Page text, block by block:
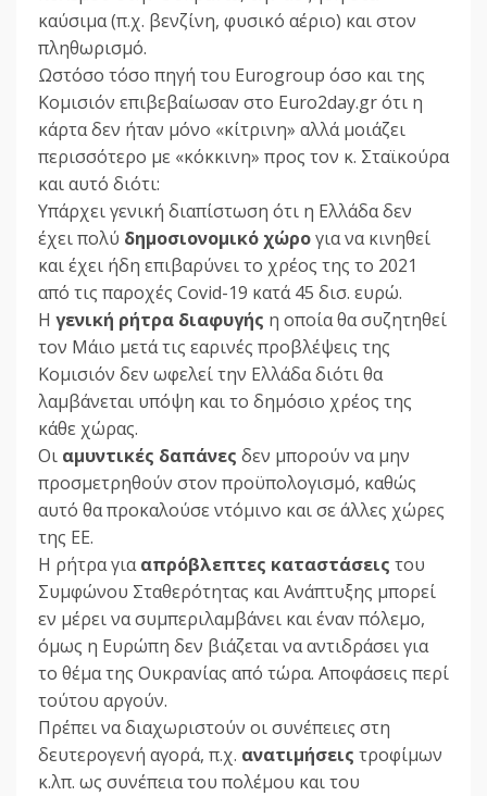
καύσιμα (π.χ. βενζίνη, φυσικό αέριο) και στον
πληθωρισμό.
Ωστόσο τόσο πηγή του Eurogroup όσο και της
Κομισιόν επιβεβαίωσαν στο Euro2day.gr ότι η
κάρτα δεν ήταν μόνο «κίτρινη» αλλά μοιάζει
περισσότερο με «κόκκινη» προς τον κ. Σταϊκούρα
και αυτό διότι:
Υπάρχει γενική διαπίστωση ότι η Ελλάδα δεν
έχει πολύ δημοσιονομικό χώρογια να κινηθεί
και έχει ήδη επιβαρύνει το χρέος της το 2021
από τις παροχές Covid-19 κατά 45 δισ. ευρώ.
Η γενική ρήτρα διαφυγής η οποία θα συζητηθεί
τον Μάιο μετά τις εαρινές προβλέψεις της
Κομισιόν δεν ωφελεί την Ελλάδα διότι θα
λαμβάνεται υπόψη και το δημόσιο χρέος της
κάθε χώρας.
Οι αμυντικές δαπάνες δεν μπορούν να μην
προσμετρηθούν στον προϋπολογισμό, καθώς
αυτό θα προκαλούσε ντόμινο και σε άλλες χώρες
της ΕΕ.
Η ρήτρα γιααπρόβλεπτες καταστάσεις του
Συμφώνου Σταθερότητας και Ανάπτυξης μπορεί
εν μέρει να συμπεριλαμβάνει και έναν πόλεμο,
όμως η Ευρώπη δεν βιάζεται να αντιδράσει για
το θέμα της Ουκρανίας από τώρα. Αποφάσεις περί
τούτου αργούν.
Πρέπει να διαχωριστούν οι συνέπειες στη
δευτερογενή αγορά, π.χ. ανατιμήσεις τροφίμων
κ.λπ. ως συνέπεια του πολέμου και του